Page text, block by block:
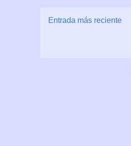
Entrada más reciente